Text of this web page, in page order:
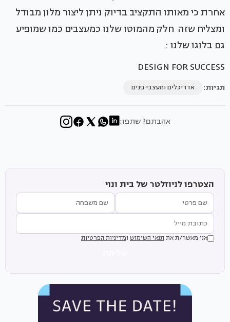
אחרת כי מאותו התקציב בדיוק ניתן ליצור מלון מבודל
ומצליח שזה חלק מהמוטו שלנו כמעצבים כמו שמופיע
גם בלוגו שלנו :
DESIGN FOR SUCCESS
תגיות: אדריכלים ומעצבי פנים
אהבתם? שתפו:
הצטרפו לניוזלטר של בית ונוי
אני מאשר/ת את תנאי השימוש ומדיניות הפרטיות